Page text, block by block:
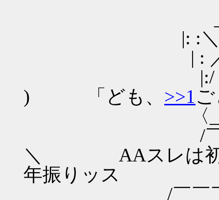
|: :＼/: : : : :
| : ／⌒＼ : （
|:/ ´ ＼: : :
) 「ども、 >>1
〈_／⌒¨¨¨¨:
/￣央￣￣＼
＼ AAスレは初め
年振りッス
/￣￣￣￣/